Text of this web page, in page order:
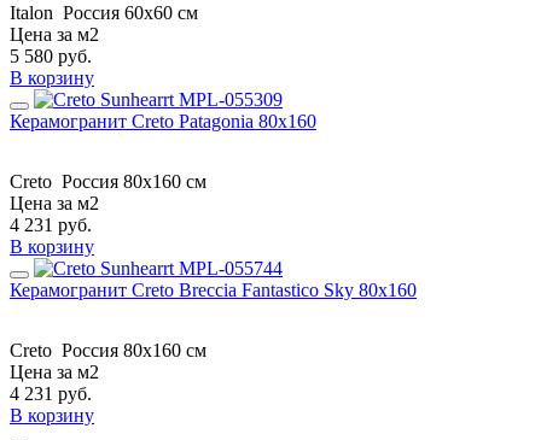
Italon Россия 60х60 см
Цена за м2
5 580 руб.
В корзину
Керамогранит Creto Patagonia 80х160
Creto Россия 80х160 см
Цена за м2
4 231 руб.
В корзину
Керамогранит Creto Breccia Fantastico Sky 80х160
Creto Россия 80х160 см
Цена за м2
4 231 руб.
В корзину